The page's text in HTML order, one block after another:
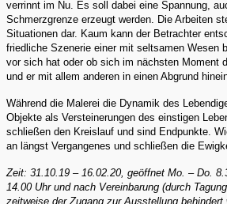
verrinnt im Nu. Es soll dabei eine Spannung,
Schmerzgrenze erzeugt werden. Die Arbeiten
Situationen dar. Kaum kann der Betrachter
friedliche Szenerie einer mit seltsamen Wesen
vor sich hat oder ob sich im nächsten Moment
und er mit allem anderen in einen Abgrund
Während die Malerei die Dynamik des
Objekte als Versteinerungen des einstigen
schließen den Kreislauf und sind Endpunkte.
an längst Vergangenes und schließen die
Zeit: 31.10.19 – 16.02.20, geöffnet Mo. – Do.
14.00 Uhr und nach Vereinbarung (durch
zeitweise der Zugang zur Ausstellung